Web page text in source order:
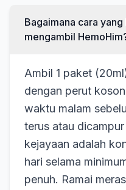
Bagaimana cara
mengambil
Ambil 1 paket
dengan perut
waktu malam
terus atau
kejayaan adalah
hari selama
penuh. Ramai